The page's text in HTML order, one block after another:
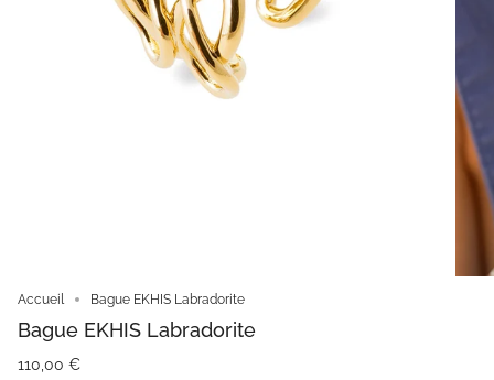
Accueil Bague EKHIS Labradorite
Bague EKHIS Labradorite
110,00 €